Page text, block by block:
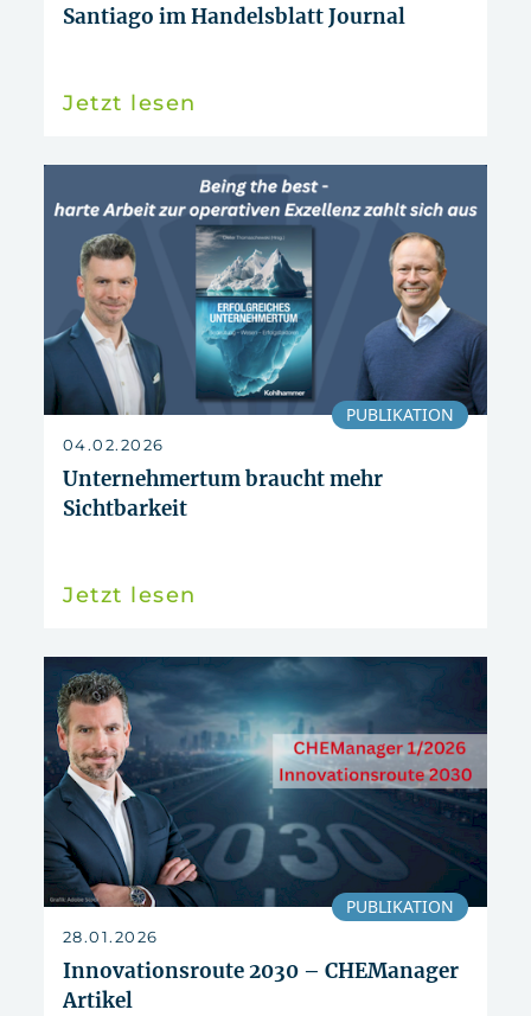
Santiago im Handelsblatt Journal
Jetzt lesen
PUBLIKATION
04.02.2026
Unternehmertum braucht mehr
Sichtbarkeit
Jetzt lesen
PUBLIKATION
28.01.2026
Innovationsroute 2030 – CHEManager
Artikel